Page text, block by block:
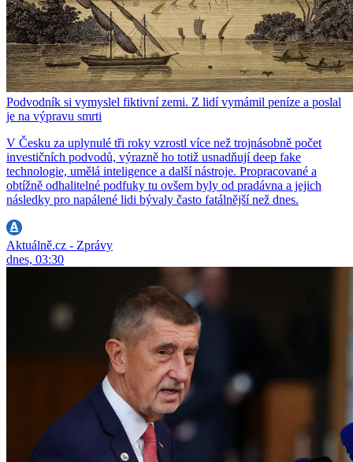
Podvodník si vymyslel fiktivní zemi. Z lidí vymámil peníze a poslal
je na výpravu smrti
V Česku za uplynulé tři roky vzrostl více než trojnásobně počet
investičních podvodů, výrazně ho totiž usnadňují deep fake
technologie, umělá inteligence a další nástroje. Propracované a
obtížně odhalitelné podfuky tu ovšem byly od pradávna a jejich
následky pro napálené lidi bývaly často fatálnější než dnes.
Aktuálně.cz - Zprávy
dnes, 03:30